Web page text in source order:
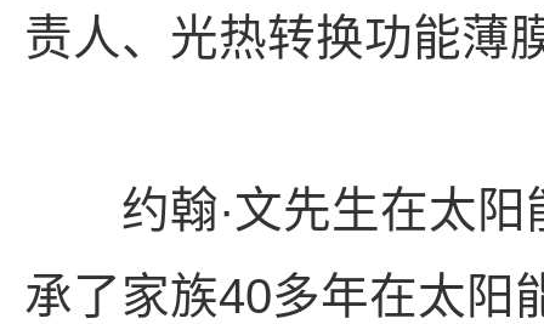
责人、光热转换功能薄
约翰·文先生在太阳
承了家族40多年在太阳